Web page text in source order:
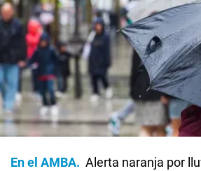
En el AMBA
Alerta naranja por